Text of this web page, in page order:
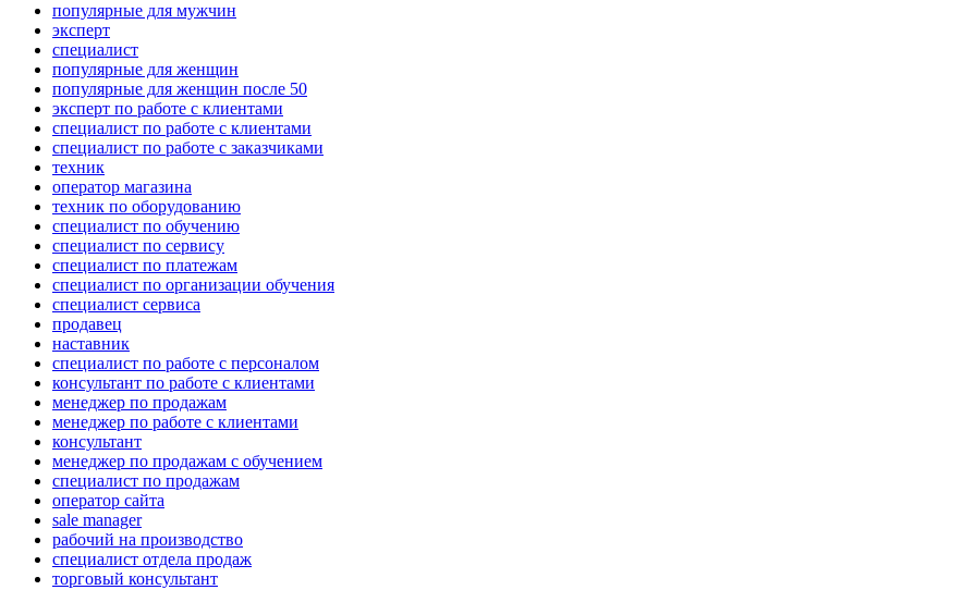
популярные для мужчин
эксперт
специалист
популярные для женщин
популярные для женщин после 50
эксперт по работе с клиентами
специалист по работе с клиентами
специалист по работе с заказчиками
техник
оператор магазина
техник по оборудованию
специалист по обучению
специалист по сервису
специалист по платежам
специалист по организации обучения
специалист сервиса
продавец
наставник
специалист по работе с персоналом
консультант по работе с клиентами
менеджер по продажам
менеджер по работе с клиентами
консультант
менеджер по продажам с обучением
специалист по продажам
оператор сайта
sale manager
рабочий на производство
специалист отдела продаж
торговый консультант